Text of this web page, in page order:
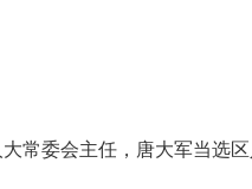
常委会主任，唐大军当选区